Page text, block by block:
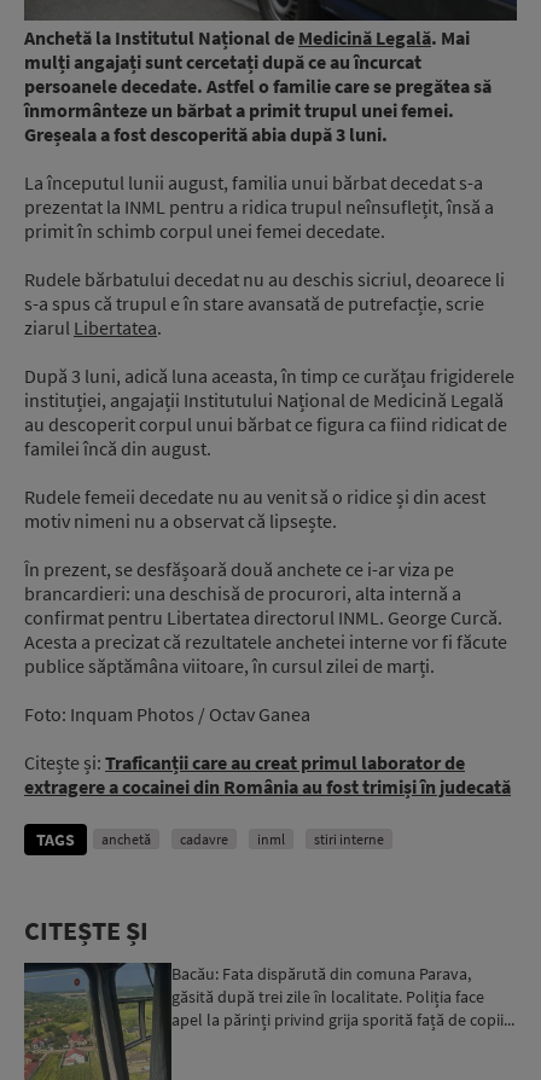
Anchetă la Institutul Național de Medicină Legală. Mai
mulți angajați sunt cercetați după ce au încurcat
persoanele decedate. Astfel o familie care se pregătea să
înmormânteze un bărbat a primit trupul unei femei.
Greșeala a fost descoperită abia după 3 luni.
La începutul lunii august, familia unui bărbat decedat s-a
prezentat la INML pentru a ridica trupul neînsuflețit, însă a
primit în schimb corpul unei femei decedate.
Rudele bărbatului decedat nu au deschis sicriul, deoarece li
s-a spus că trupul e în stare avansată de putrefacție, scrie
ziarul Libertatea.
După 3 luni, adică luna aceasta, în timp ce curățau frigiderele
instituției, angajații Institutului Național de Medicină Legală
au descoperit corpul unui bărbat ce figura ca fiind ridicat de
familei încă din august.
Rudele femeii decedate nu au venit să o ridice și din acest
motiv nimeni nu a observat că lipsește.
În prezent, se desfășoară două anchete ce i-ar viza pe
brancardieri: una deschisă de procurori, alta internă a
confirmat pentru Libertatea directorul INML. George Curcă.
Acesta a precizat că rezultatele anchetei interne vor fi făcute
publice săptămâna viitoare, în cursul zilei de marți.
Foto: Inquam Photos / Octav Ganea
Citește și: Traficanții care au creat primul laborator de
extragere a cocainei din România au fost trimiși în judecată
TAGS anchetă cadavre inml stiri interne
CITEȘTE ȘI
Bacău: Fata dispărută din comuna Parava,
găsită după trei zile în localitate. Poliția face
apel la părinți privind grija sporită față de copii...